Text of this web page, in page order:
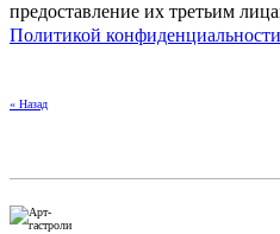
предоставление их третьим
Политикой конфиденциальности
« Назад